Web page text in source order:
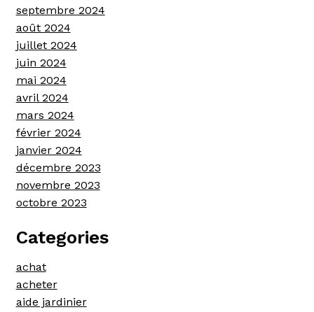
septembre 2024
août 2024
juillet 2024
juin 2024
mai 2024
avril 2024
mars 2024
février 2024
janvier 2024
décembre 2023
novembre 2023
octobre 2023
Categories
achat
acheter
aide jardinier